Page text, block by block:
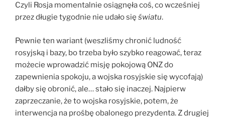
Czyli Rosja momentalnie osiągnęła coś, co wcześniej
przez długie tygodnie nie udało się światu.
Pewnie ten wariant (weszliśmy chronić ludność
rosyjską i bazy, bo trzeba było szybko reagować, teraz
możecie wprowadzić misję pokojową ONZ do
zapewnienia spokoju, a wojska rosyjskie się wycofają)
dałby się obronić, ale… stało się inaczej. Najpierw
zaprzeczanie, że to wojska rosyjskie, potem, że
interwencja na prośbę obalonego prezydenta. Z drugiej